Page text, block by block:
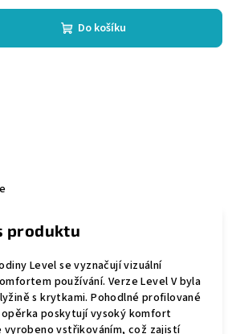
Do košíku
produktu
Level se vyznačují vizuální
používání. Verze Level V byla
s krytkami. Pohodlné profilované
poskytují vysoký komfort
vyrobeno vstřikováním, což zajistí